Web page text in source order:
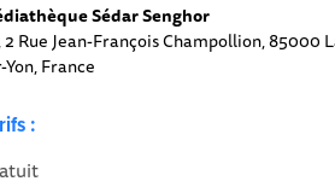
Sédar Senghor
2 Rue Jean-François Champollion, 85000
Yon, France
: